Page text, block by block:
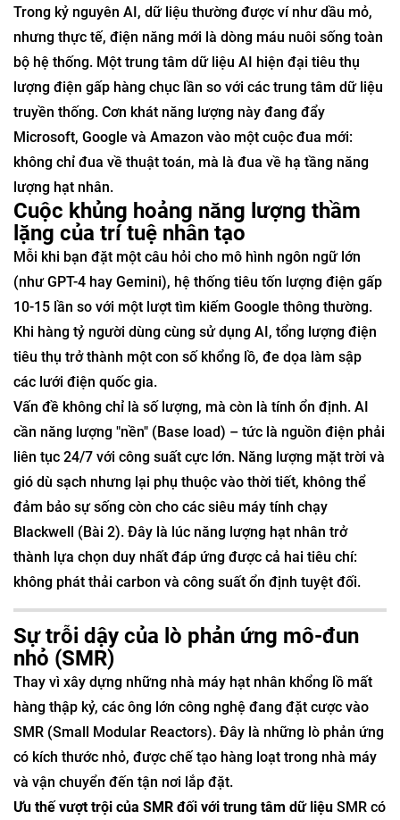
Trong kỷ nguyên AI, dữ liệu thường được ví như dầu mỏ,
nhưng thực tế, điện năng mới là dòng máu nuôi sống toàn
bộ hệ thống. Một trung tâm dữ liệu AI hiện đại tiêu thụ
lượng điện gấp hàng chục lần so với các trung tâm dữ liệu
truyền thống. Cơn khát năng lượng này đang đẩy
Microsoft, Google và Amazon vào một cuộc đua mới:
không chỉ đua về thuật toán, mà là đua về hạ tầng năng
lượng hạt nhân.
Cuộc khủng hoảng năng lượng thầm
lặng của trí tuệ nhân tạo
Mỗi khi bạn đặt một câu hỏi cho mô hình ngôn ngữ lớn
(như GPT-4 hay Gemini), hệ thống tiêu tốn lượng điện gấp
10-15 lần so với một lượt tìm kiếm Google thông thường.
Khi hàng tỷ người dùng cùng sử dụng AI, tổng lượng điện
tiêu thụ trở thành một con số khổng lồ, đe dọa làm sập
các lưới điện quốc gia.
Vấn đề không chỉ là số lượng, mà còn là tính ổn định. AI
cần năng lượng "nền" (Base load) – tức là nguồn điện phải
liên tục 24/7 với công suất cực lớn. Năng lượng mặt trời và
gió dù sạch nhưng lại phụ thuộc vào thời tiết, không thể
đảm bảo sự sống còn cho các siêu máy tính chạy
Blackwell (Bài 2). Đây là lúc năng lượng hạt nhân trở
thành lựa chọn duy nhất đáp ứng được cả hai tiêu chí:
không phát thải carbon và công suất ổn định tuyệt đối.
Sự trỗi dậy của lò phản ứng mô-đun
nhỏ (SMR)
Thay vì xây dựng những nhà máy hạt nhân khổng lồ mất
hàng thập kỷ, các ông lớn công nghệ đang đặt cược vào
SMR (Small Modular Reactors). Đây là những lò phản ứng
có kích thước nhỏ, được chế tạo hàng loạt trong nhà máy
và vận chuyển đến tận nơi lắp đặt.
Ưu thế vượt trội của SMR đối với trung tâm dữ liệu SMR có